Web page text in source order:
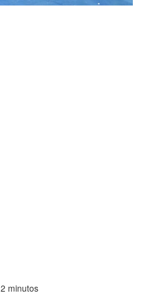
2 minutos